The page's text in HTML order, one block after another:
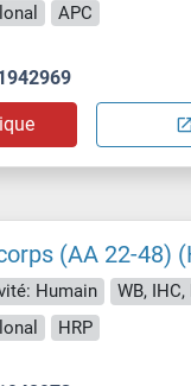
APC
(AA 22-48)
Humain
WB, IHC,
HRP